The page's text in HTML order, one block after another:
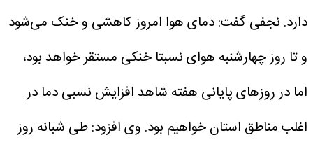
دارد. نجفی گفت: دمای هوا امروز کاهشی و خنک می‌شود
و تا روز چهارشنبه هوای نسبتا خنکی مستقر خواهد بود،
اما در روز‌های پایانی هفته شاهد افزایش نسبی دما در
اغلب مناطق استان خواهیم بود. وی افزود: طی شبانه روز